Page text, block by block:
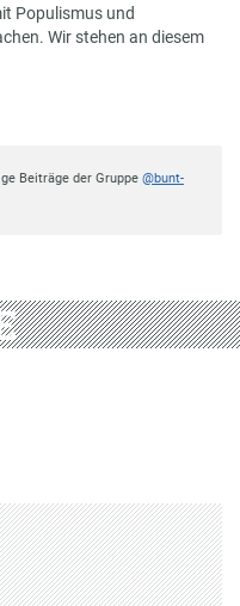
Populismus und
Wir stehen an diesem
Beiträge der Gruppe @bunt-